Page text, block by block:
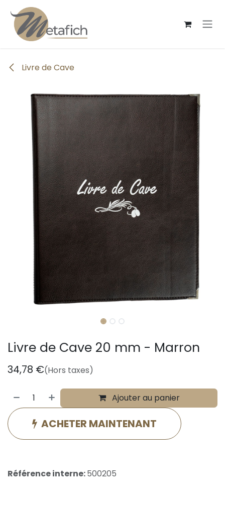
Se rendre au contenu
Livre de Cave
Livre de Cave 20 mm - Marron
34,78 €(Hors taxes)
Ajouter au panier
ACHETER MAINTENANT
Référence interne:500205